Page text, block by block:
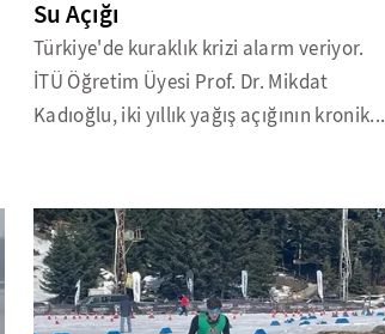
Su Açığı
Türkiye'de kuraklık krizi alarm veriyor.
İTÜ Öğretim Üyesi Prof. Dr. Mikdat
Kadıoğlu, iki yıllık yağış açığının kronik...